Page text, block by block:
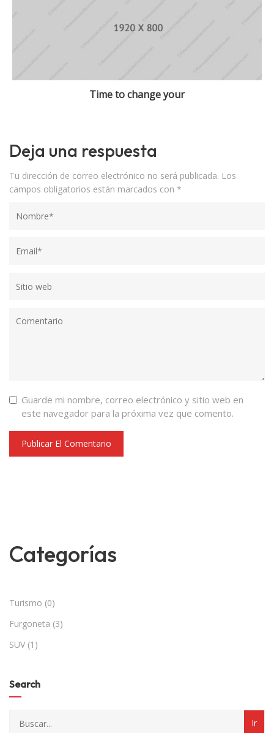
Time to change your
Deja una respuesta
Tu dirección de correo electrónico no será publicada. Los
campos obligatorios están marcados con *
Guarde mi nombre, correo electrónico y sitio web en
este navegador para la próxima vez que comento.
Categorías
Turismo 0
Furgoneta 3
SUV 1
Search